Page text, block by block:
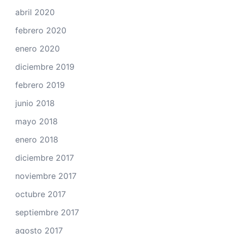
abril 2020
febrero 2020
enero 2020
diciembre 2019
febrero 2019
junio 2018
mayo 2018
enero 2018
diciembre 2017
noviembre 2017
octubre 2017
septiembre 2017
agosto 2017